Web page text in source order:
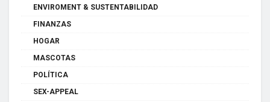
ENVIROMENT & SUSTENTABILIDAD
FINANZAS
HOGAR
MASCOTAS
POLÍTICA
SEX-APPEAL